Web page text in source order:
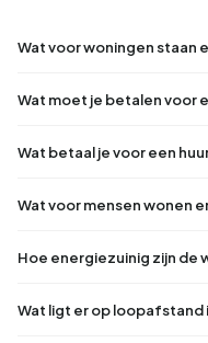
Wat voor woningen staan
Wat moet je betalen voor
Wat betaal je voor een
Wat voor mensen wonen
Hoe energiezuinig zijn de
Wat ligt er op